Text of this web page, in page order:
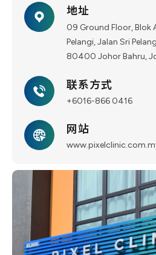
地址
09 Ground Floor, Blok
Pelangi, Jalan Sri
80400 Johor Bahru,
联系方式
+6016-866 0416
网站